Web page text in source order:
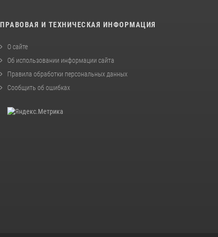
ПРАВОВАЯ И ТЕХНИЧЕСКАЯ ИНФОРМАЦИЯ
О сайте
Об использовании информации сайта
Правила обработки персональных данных
Сообщить об ошибках